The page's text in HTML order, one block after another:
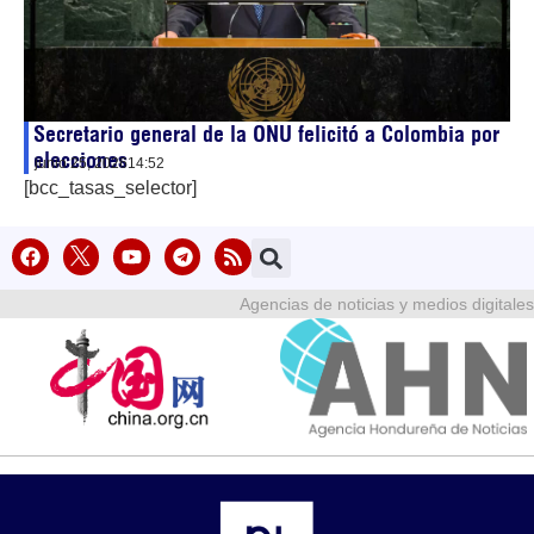
Secretario general de la ONU felicitó a Colombia por
elecciones
junio 25, 202614:52
[bcc_tasas_selector]
Agencias de noticias y medios digitales